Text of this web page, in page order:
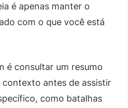
é apenas manter o
com o que você está
é consultar um resumo
antes de assistir
como batalhas